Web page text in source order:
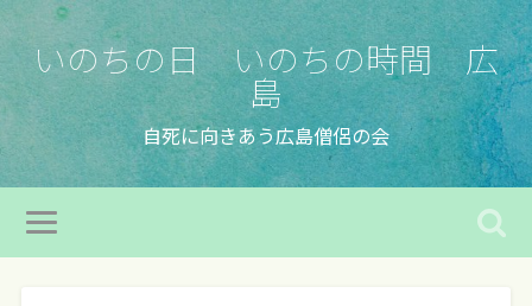
いのちの日 いのちの時間 広
島
自死に向きあう広島僧侶の会